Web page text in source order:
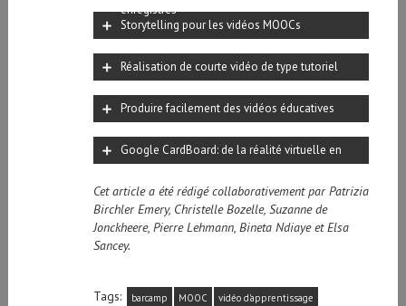
enregistrés
Storytelling pour les vidéos MOOCs
Réalisation de courte vidéo de type tutoriel
Produire facilement des vidéos éducatives
Google CardBoard: de la réalité virtuelle en
Cet article a été rédigé collaborativement par Patrizia
Birchler Emery, Christelle Bozelle, Suzanne de
Jonckheere, Pierre Lehmann, Bineta Ndiaye et Elsa
Sancey.
Tags: barcamp MOOC vidéo d'apprentissage